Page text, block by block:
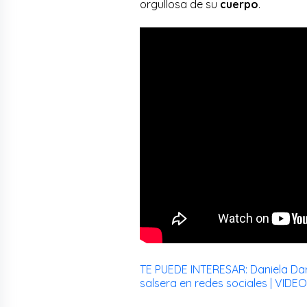
orgullosa de su cuerpo.
TE PUEDE INTERESAR:
salsera en redes sociales | VIDEO